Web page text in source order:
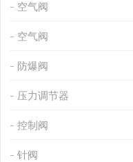
空气阀
空气阀
防爆阀
压力调节器
控制阀
针阀